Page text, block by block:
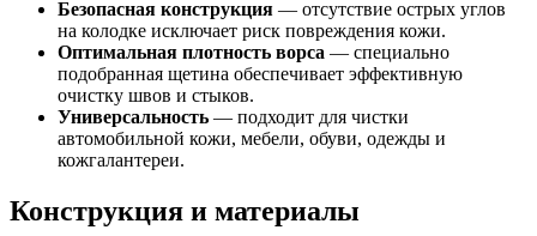
Безопасная конструкция — отсутствие острых углов
на колодке исключает риск повреждения кожи.
Оптимальная плотность ворса — специально
подобранная щетина обеспечивает эффективную
очистку швов и стыков.
Универсальность — подходит для чистки
автомобильной кожи, мебели, обуви, одежды и
кожгалантереи.
Конструкция и материалы